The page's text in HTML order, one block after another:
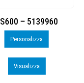
– 5139960
Personalizza
Visualizza